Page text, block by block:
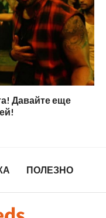
Давайте еще
ПОЛЕЗНО